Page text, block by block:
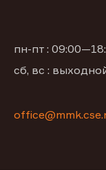
пн-пт :
сб, вс :